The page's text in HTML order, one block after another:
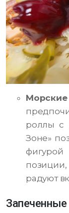
роллы с
Зоне»
радуют